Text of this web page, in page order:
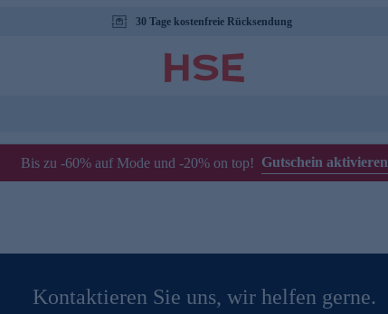
30 Tage kostenfreie Rücksendung
Bis zu -60% auf Mode und -20% on top! Gutschein aktivieren
Kontaktieren Sie uns, wir helfen gerne.